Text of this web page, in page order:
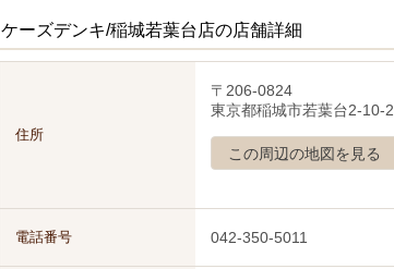
ケーズデンキ/稲城若葉台店の店舗詳細
住所
〒206-0824
東京都稲城市若葉台2-10-2
この周辺の地図を見る
電話番号 042-350-5011